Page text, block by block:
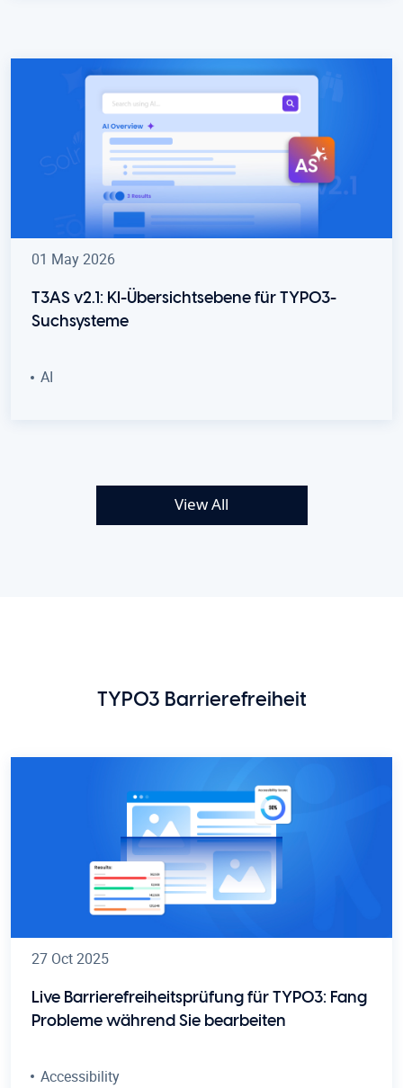
01 May 2026
T3AS v2.1: KI-Übersichtsebene für TYPO3-
Suchsysteme
AI
View All
TYPO3 Barrierefreiheit
27 Oct 2025
Live Barrierefreiheitsprüfung für TYPO3: Fang
Probleme während Sie bearbeiten
Accessibility